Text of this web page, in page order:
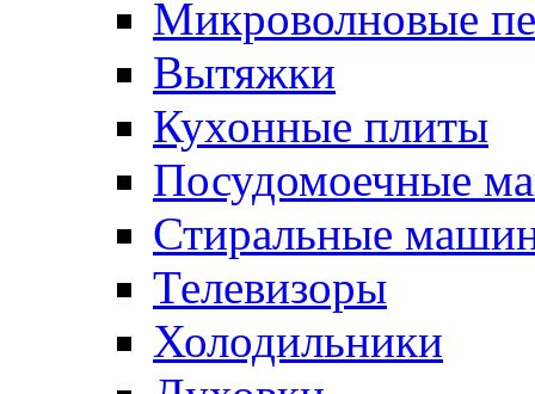
Микроволновые
Вытяжки
Кухонные плиты
Посудомоечные
Стиральные
Телевизоры
Холодильники